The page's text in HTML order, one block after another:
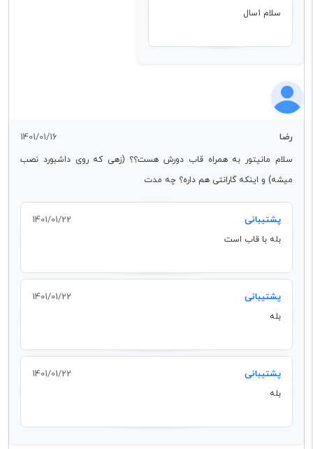
سلام 1سال
رضا 1401/01/16
سلام مانیتور به همراه قاب دورش هست؟؟ (زهی که روی داشبورد نصب
میشه) و اینکه گارانتی هم داره؟ چه مدت
پشتیبانی 1401/01/22
بله با قاب است
پشتیبانی 1401/01/22
بله
پشتیبانی 1401/01/22
بله